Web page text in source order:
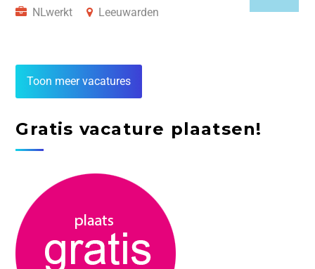
NLwerkt
Leeuwarden
Toon meer vacatures
Gratis vacature plaatsen!